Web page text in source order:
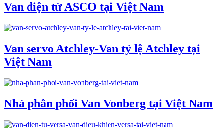
Van điện từ ASCO tại Việt Nam
Van servo Atchley-Van tỷ lệ Atchley tại
Việt Nam
Nhà phân phối Van Vonberg tại Việt Nam